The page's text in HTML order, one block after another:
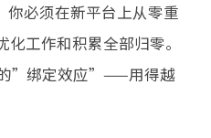
你必须在新平台上从零重
工作和积累全部归零。
的”绑定效应”——用得越